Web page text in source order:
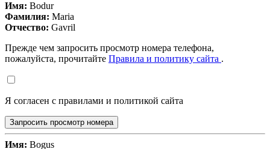
Имя: Bodur
Фамилия: Maria
Отчество: Gavril
Прежде чем запросить просмотр номера телефона,
пожалуйста, прочитайте Правила и политику сайта .
Я согласен с правилами и политикой сайта
Запросить просмотр номера
Имя: Bogus